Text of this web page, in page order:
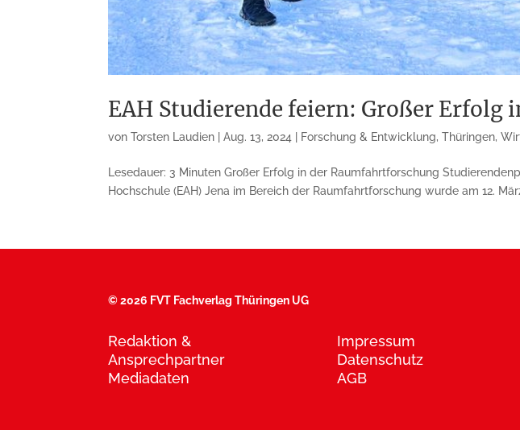
EAH Studierende feiern: Großer Erfolg
vonTorsten Laudien |Aug. 13, 2024 | Forschung & Entwicklung,Thüringen,
Lesedauer: 3 Minuten Großer Erfolg in der Raumfahrt­forschung
Hochschule (EAH) Jena im Bereich der Raumfahrtforschung wurde am 12.
©2026 FVT Fachverlag Thüringen UG
Redaktion &
Ansprechpartner
Mediadaten
Impressum
Datenschutz
AGB